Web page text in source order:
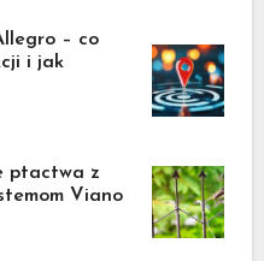
– co
i jak
ptactwa z
Viano